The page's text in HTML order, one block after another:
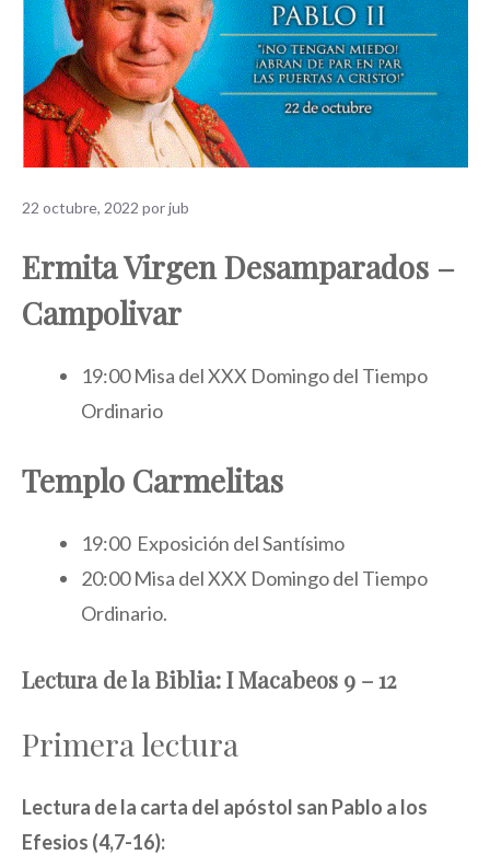
22 octubre, 2022 porjub
Ermita Virgen Desamparados –
Campolivar
19:00 Misa del XXX Domingo del Tiempo
Ordinario
Templo Carmelitas
19:00 Exposición del Santísimo
20:00 Misa del XXX Domingo del Tiempo
Ordinario.
Lectura de la Biblia: I Macabeos 9 – 12
Primera lectura
Lectura de la carta del apóstol san Pablo a los
Efesios (4,7-16):